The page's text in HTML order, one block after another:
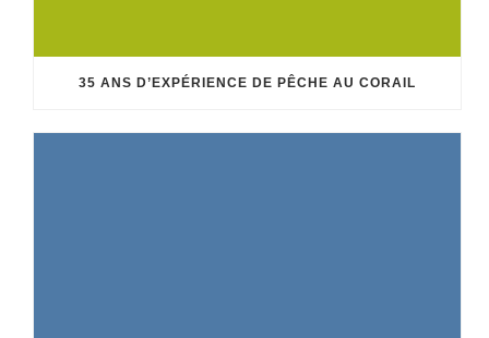
35 ANS D’EXPÉRIENCE DE PÊCHE AU CORAIL